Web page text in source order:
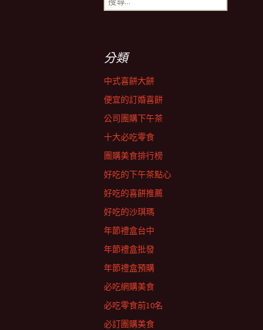
尋
分類
中式喜餅大餅
便宜的訂婚喜餅
公司團購下午茶
十大必吃零食
團購美食排行榜
好吃的下午茶點心
好吃的喜餅推薦
好吃的沙琪瑪
年節禮盒台中
年節禮盒批發
年節禮盒預購
必吃網購美食
必吃零食前10名
必訂團購美食